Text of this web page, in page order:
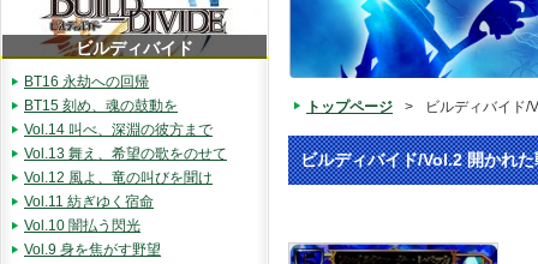
トップページ > ビルディバイド/
ビルディバイド/Vol.2 開かれ
ビルディバイド
BT16 永劫への回帰
BT15 刻め、魂の鼓動を
Vol.14 叫べ、深淵の彼方まで
Vol.13 舞え、希望の歌をのせて
Vol.12 風よ、竜の叫びを聞け
Vol.11 紡ぎゆく宿命
Vol.10 闇払う閃光
Vol.9 身を焦がす野望